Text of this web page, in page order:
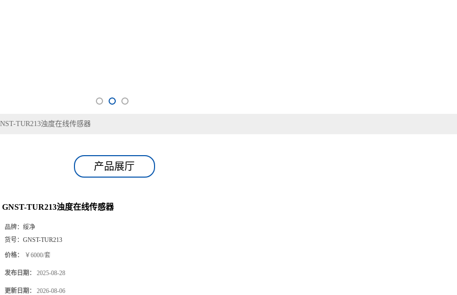
TUR213浊度在线传感器
产品展厅
GNST-TUR213浊度在线传感器
品牌： 绥净
货号： GNST-TUR213
价格： ￥6000/套
发布日期： 2025-08-28
更新日期： 2026-08-06